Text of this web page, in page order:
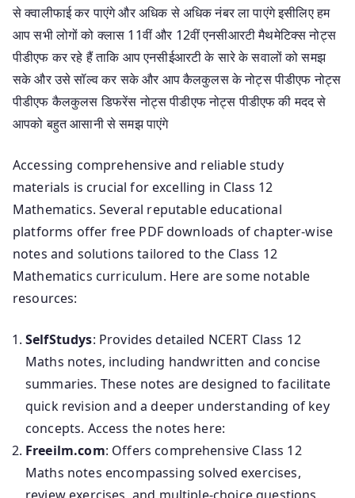
से क्वालीफाई कर पाएंगे और अधिक से अधिक नंबर ला पाएंगे इसीलिए हम
आप सभी लोगों को क्लास 11वीं और 12वीं एनसीआरटी मैथमेटिक्स नोट्स
पीडीएफ कर रहे हैं ताकि आप एनसीईआरटी के सारे के सवालों को समझ
सके और उसे सॉल्व कर सके और आप कैलकुलस के नोट्स पीडीएफ नोट्स
पीडीएफ कैलकुलस डिफरेंस नोट्स पीडीएफ नोट्स पीडीएफ की मदद से
आपको बहुत आसानी से समझ पाएंगे
Accessing comprehensive and reliable study
materials is crucial for excelling in Class 12
Mathematics. Several reputable educational
platforms offer free PDF downloads of chapter-wise
notes and solutions tailored to the Class 12
Mathematics curriculum. Here are some notable
resources:
SelfStudys: Provides detailed NCERT Class 12
Maths notes, including handwritten and concise
summaries. These notes are designed to facilitate
quick revision and a deeper understanding of key
concepts. Access the notes here:
Freeilm.com: Offers comprehensive Class 12
Maths notes encompassing solved exercises,